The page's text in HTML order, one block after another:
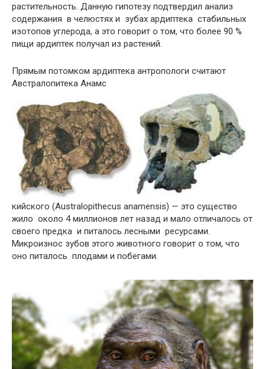
растительность. Данную гипотезу подтвердил анализ
содержания в челюстях и зубах ардиптека стабильных
изотопов углерода, а это говорит о том, что более 90 %
пищи ардиптек получал из растений.
Прямым потомком ардиптека антропологи считают
Австралопитека Анамс
кийского (Australopithecus anamensis) — это существо
жило около 4 миллионов лет назад и мало отличалось от
своего предка и питалось лесными ресурсами.
Микроизнос зубов этого животного говорит о том, что
оно питалось плодами и побегами.